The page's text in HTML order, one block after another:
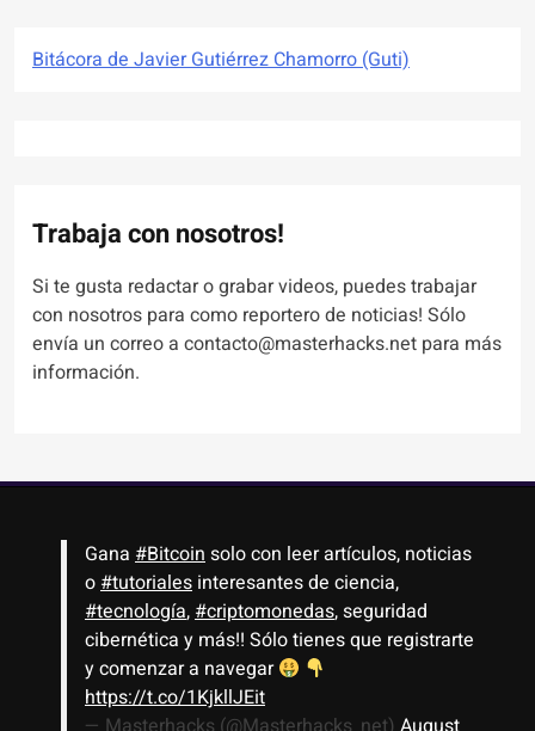
Bitácora de Javier Gutiérrez Chamorro (Guti)
Trabaja con nosotros!
Si te gusta redactar o grabar videos, puedes trabajar
con nosotros para como reportero de noticias! Sólo
envía un correo a contacto@masterhacks.net para más
información.
Gana #Bitcoinsolo con leer artículos, noticias
o#tutoriales interesantes de ciencia,
#tecnología,#criptomonedas, seguridad
cibernética y más!! Sólo tienes que registrarte
y comenzar a navegar
https://t.co/1KjkllJEit